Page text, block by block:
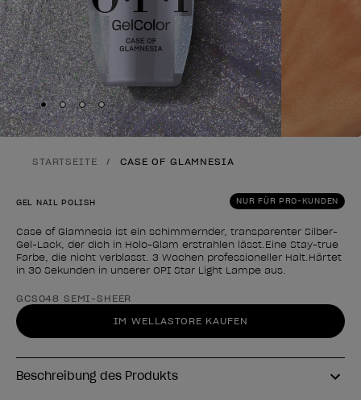
Skip to slide1
Skip to slide2
Skip to slide3
Skip to slide4
STARTSEITE CASE OF GLAMNESIA
NUR FÜR PRO-KUNDEN
GEL NAIL POLISH
Case of Glamnesia ist ein schimmernder, transparenter Silber-
Gel-Lack, der dich in Holo-Glam erstrahlen lässt.Eine Stay-true
Farbe, die nicht verblasst. 3 Wochen professioneller Halt.Härtet
in 30 Sekunden in unserer OPI Star Light Lampe aus.
Form des Produkts
GCS048 SEMI-SHEER
IM WELLASTORE KAUFEN
Beschreibung des Produkts